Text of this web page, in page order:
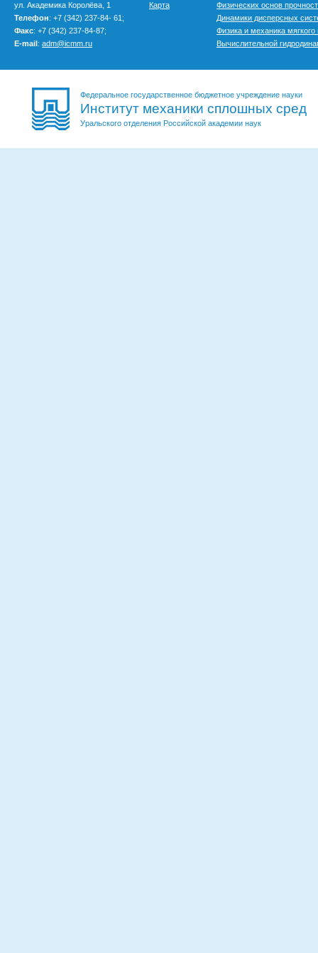
ул. Академика Королёва, 1
Телефон: +7 (342) 237-84- 61;
Факс: +7 (342) 237-84-87;
E-mail: adm@icmm.ru
Карта
Физических основ
Динамики дисперсных
Физика и механика
Вычислительной
Федеральное государственное бюджетное учреждение науки
Институт механики сплошных сред
Уральского отделения Российской академии наук